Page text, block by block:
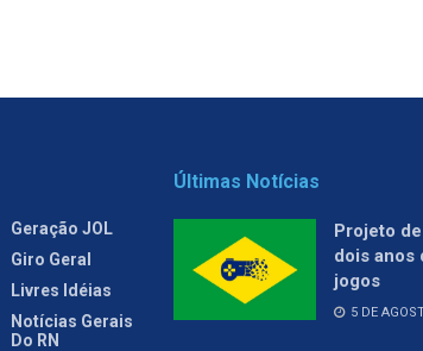
Geração JOL
Giro Geral
Livres Idéias
Notícias Gerais
Do RN
Últimas Notícias
Projeto
dois anos
jogos
5 DE